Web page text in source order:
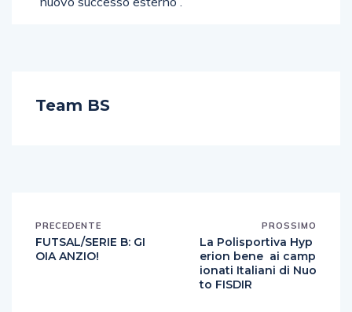
Team BS
PRECEDENTE
FUTSAL/SERIE B: GI
OIA ANZIO!
PROSSIMO
La Polisportiva Hyp
erion bene ai camp
ionati Italiani di Nuo
to FISDIR